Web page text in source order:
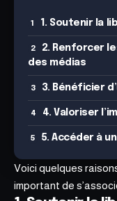
1. Soutenir la
2. Renforcer
des médias
3. Bénéficier
4. Valoriser
5. Accéder à
Voici quelques
important de